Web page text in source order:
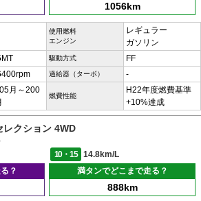
1056km
使用燃料
エンジン
レギュラー
ガソリン
駆動方式 FF
過給器（ターボ） -
月～200
燃費性能
H22年度燃費基準
+10%達成
クション 4WD
10・15
14.8km/L
？
満タンでどこまで走る？
888km